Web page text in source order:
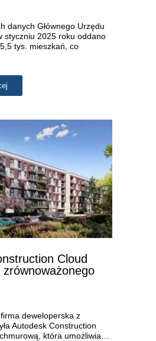
danych Głównego Urzędu
styczniu 2025 roku oddano
tys. mieszkań, co
Cloud
deweloperska z
Autodesk Construction
która umożliwia…